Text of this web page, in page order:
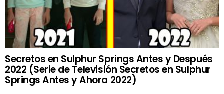
Secretos en Sulphur Springs Antes y Después
2022 (Serie de Televisión Secretos en Sulphur
Springs Antes y Ahora 2022)